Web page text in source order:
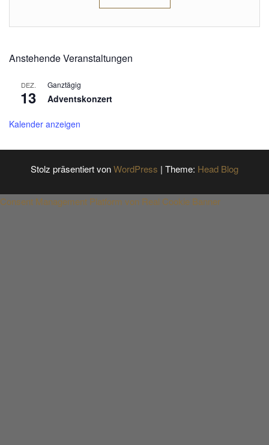
Anstehende Veranstaltungen
DEZ.
13
Ganztägig
Adventskonzert
Kalender anzeigen
Stolz präsentiert vonWordPress | Theme: Head Blog
Consent Management Platform von Real Cookie Banner